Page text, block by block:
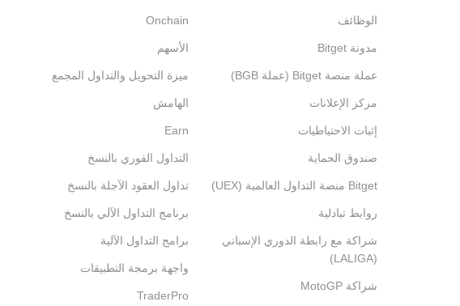
الوظائف
مدونة Bitget
عملة منصة Bitget (عملة BGB)
مركز الإعلانات
إثبات الاحتياطيات
صندوق الحماية
Bitget منصة التداول العالمية (UEX)
روابط تبادلية
شراكة مع رابطة الدوري الإسباني
(LALIGA)
شراكة MotoGP
Onchain
الأسهم
ميزة التحويل والتداول المجمع
الهامش
Earn
التداول الفوري بالنسخ
تداول العقود الآجلة بالنسخ
برنامج التداول الآلي بالنسخ
برامج التداول الآلية
واجهة برمجة التطبيقات
TraderPro